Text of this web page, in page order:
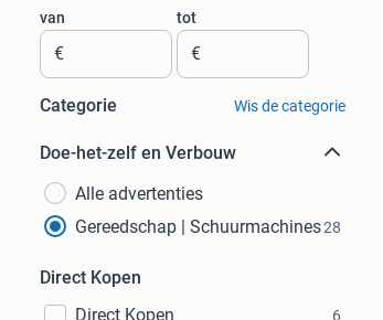
van
€
tot
€
Categorie Wis de categorie
Doe-het-zelf en Verbouw
Alle advertenties
Gereedschap | Schuurmachines28
Direct Kopen
Direct Kopen
6